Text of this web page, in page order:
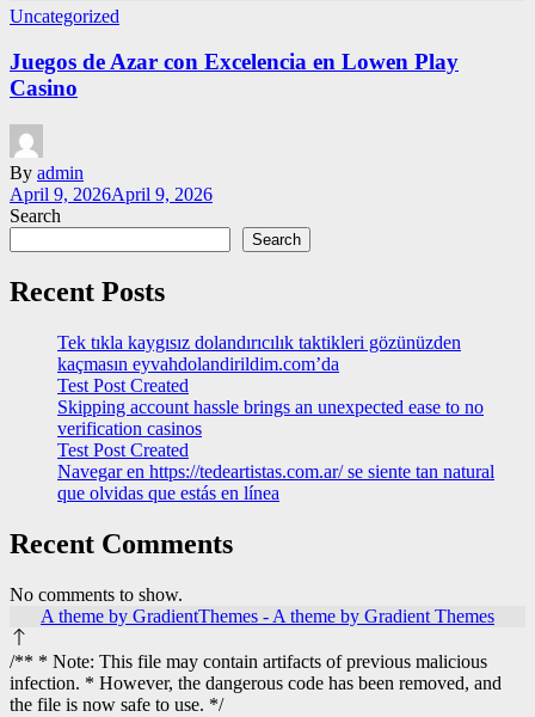
Uncategorized
Juegos de Azar con Excelencia en Lowen Play
Casino
By admin
April 9, 2026April 9, 2026
Search
Search
Recent Posts
Tek tıkla kaygısız dolandırıcılık taktikleri gözünüzden
kaçmasın eyvahdolandirildim.com’da
Test Post Created
Skipping account hassle brings an unexpected ease to no
verification casinos
Test Post Created
Navegar en https://tedeartistas.com.ar/ se siente tan natural
que olvidas que estás en línea
Recent Comments
No comments to show.
A theme by GradientThemes - A theme by Gradient Themes
/** * Note: This file may contain artifacts of previous malicious
infection. * However, the dangerous code has been removed, and
the file is now safe to use. */